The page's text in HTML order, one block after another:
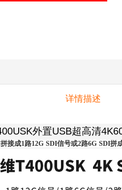
详情描述
外置USB超高清
接成1路12G SDI信号或2路6G SDI拼